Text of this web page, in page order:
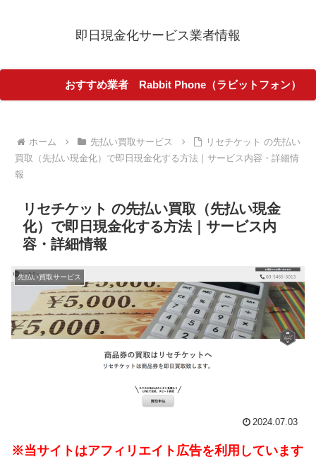
即日現金化サービス業者情報
おすすめ業者 Rabbit Phone（ラビットフォン）
ホーム 先払い買取サービス
リセチケット の先払い
買取（先払い現金化）で即日現金化する方法｜サービス内容・詳細情
報
リセチケット の先払い買取（先払い現金
化）で即日現金化する方法｜サービス内
容・詳細情報
先払い買取サービス
2024.07.03
※当サイトはアフィリエイト広告を利用しています